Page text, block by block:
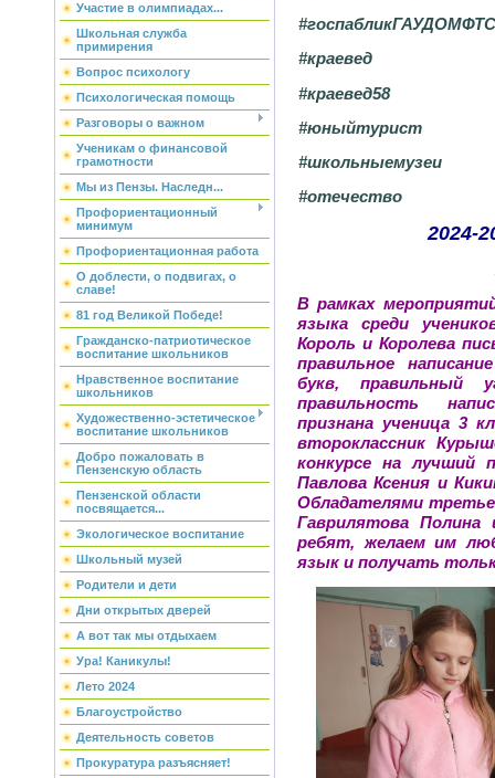
Участие в олимпиадах...
Школьная служба
примирения
Вопрос психологу
Психологическая помощь
Разговоры о важном
Ученикам о финансовой
грамотности
Мы из Пензы. Наследн...
Профориентационный
минимум
Профориентационная работа
О доблести, о подвигах, о
славе!
81 год Великой Победе!
Гражданско-патриотическое
воспитание школьников
Нравственное воспитание
школьников
Художественно-эстетическое
воспитание школьников
Добро пожаловать в
Пензенскую область
Пензенской области
посвящается...
Экологическое воспитание
Школьный музей
Родители и дети
Дни открытых дверей
А вот так мы отдыхаем
Ура! Каникулы!
Лето 2024
Благоустройство
Деятельность советов
Прокуратура разъясняет!
#краевед
#краевед58
#юныйтурист
#школьныемузеи
#отечество
2024-
В рамках
языка среди
Король и Королева
правильное
букв, правильный
правильность
признана ученица 3
второклассник
конкурсе на лучший
Павлова Ксения и
Обладателями
Гаврилятова Полина
ребят, желаем им
язык и получать